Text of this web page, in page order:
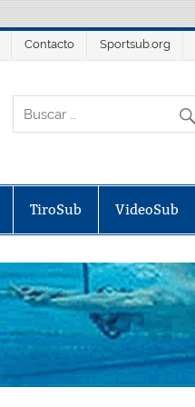
Contacto Sportsub.org
TiroSub VideoSub